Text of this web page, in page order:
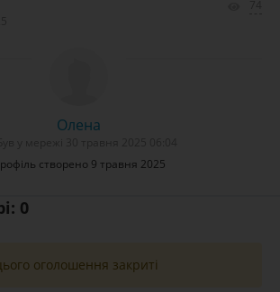
Олена
створено 9 травня 2025
0
оголошення закриті